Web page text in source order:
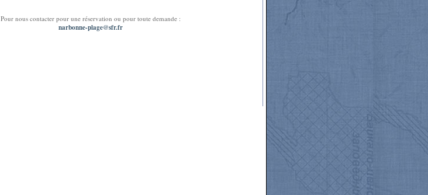
Pour nous contacter pour une réservation ou pour toute demande :
narbonne-plage@sfr.fr